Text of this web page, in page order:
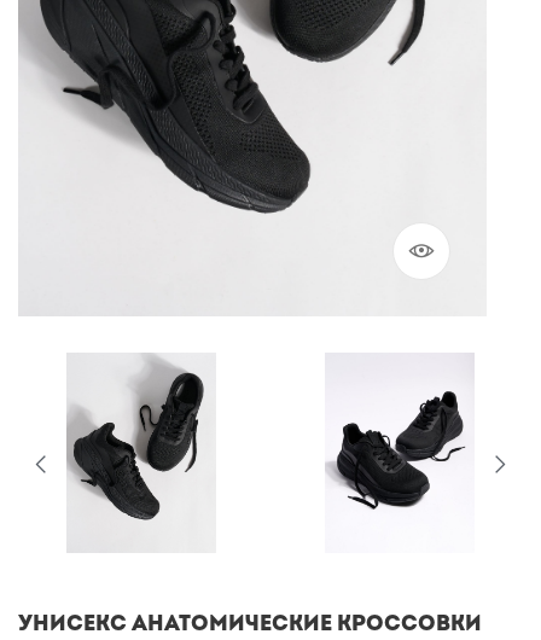
УНИСЕКС АНАТОМИЧЕСКИЕ КРОССОВКИ